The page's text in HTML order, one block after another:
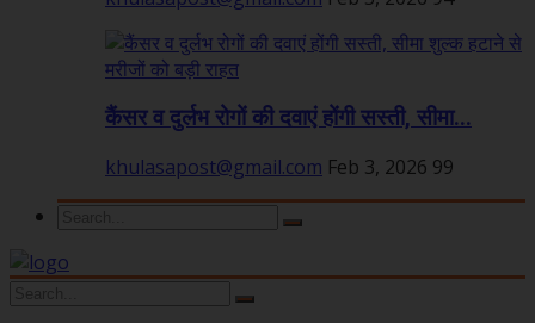
कैंसर व दुर्लभ रोगों की दवाएं होंगी सस्ती, सीमा...
khulasapost@gmail.com Feb 3, 2026 99